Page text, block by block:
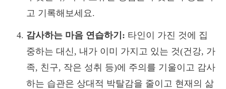
고 기록해보세요.
감사하는 마음 연습하기: 타인이 가진 것에 집
중하는 대신, 내가 이미 가지고 있는 것(건강, 가
족, 친구, 작은 성취 등)에 주의를 기울이고 감사
하는 습관은 상대적 박탈감을 줄이고 현재의 삶